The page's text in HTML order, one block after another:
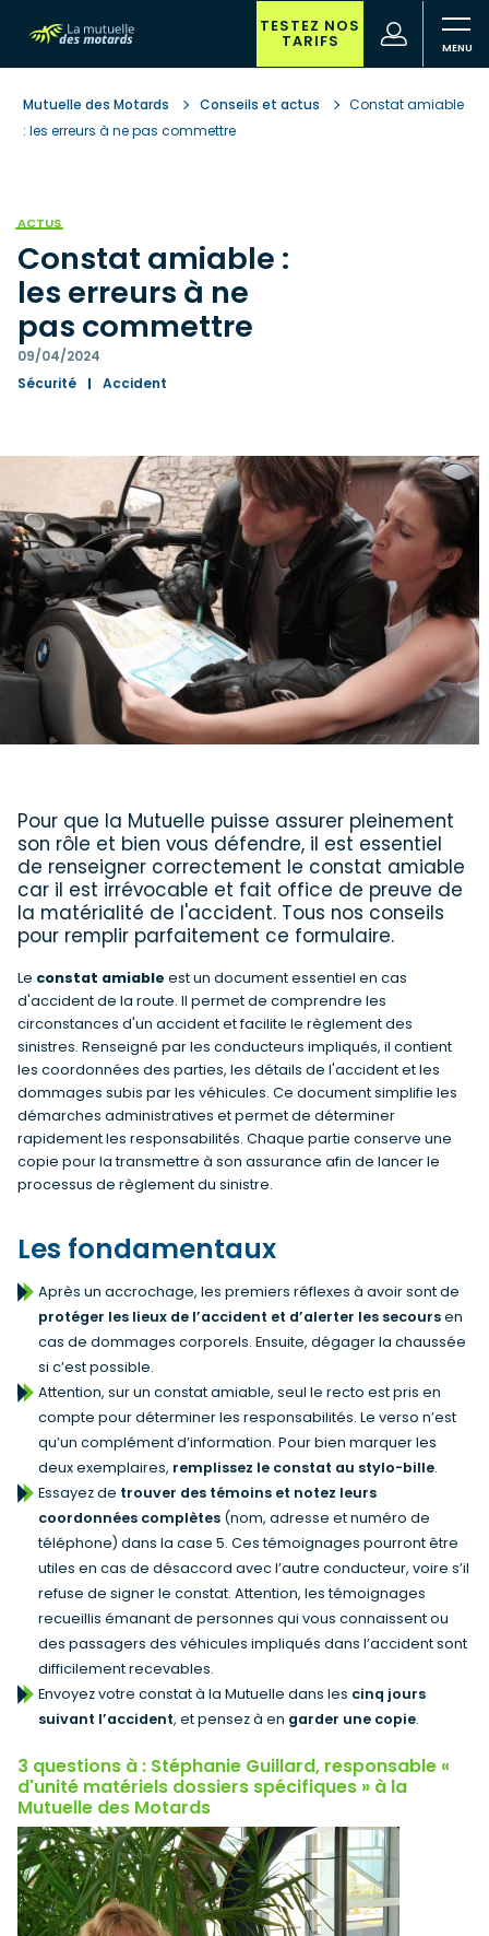
contenu
principal recherche
TESTEZ NOS
TARIFS
(nouvelle
fenêtre)
Mutuelle des Motards Conseils et actus
Constat amiable
: les erreurs à ne pas commettre
ACTUS
Constat amiable :
les erreurs à ne
pas commettre
09/04/2024
Sécurité
Accident
Pour que la Mutuelle puisse assurer pleinement
son rôle et bien vous défendre, il est essentiel
de renseigner correctement le constat amiable
car il est irrévocable et fait office de preuve de
la matérialité de l'accident. Tous nos conseils
pour remplir parfaitement ce formulaire.
Le constat amiable est un document essentiel en cas
d'accident de la route. Il permet de comprendre les
circonstances d'un accident et facilite le règlement des
sinistres. Renseigné par les conducteurs impliqués, il contient
les coordonnées des parties, les détails de l'accident et les
dommages subis par les véhicules. Ce document simplifie les
démarches administratives et permet de déterminer
rapidement les responsabilités. Chaque partie conserve une
copie pour la transmettre à son assurance afin de lancer le
processus de règlement du sinistre.
Les fondamentaux
Après un accrochage, les premiers réflexes à avoir sont de
protéger les lieux de l’accident et d’alerter les secoursen
cas de dommages corporels. Ensuite, dégager la chaussée
si c’est possible.
Attention, sur un constat amiable, seul le recto est pris en
compte pour déterminer les responsabilités. Le verso n’est
qu’un complément d’information. Pour bien marquer les
deux exemplaires, remplissez le constat au stylo-bille.
Essayez de trouver des témoins et notez leurs
coordonnées complètes (nom, adresse et numéro de
téléphone) dans la case 5. Ces témoignages pourront être
utiles en cas de désaccord avec l’autre conducteur, voire s’il
refuse de signer le constat. Attention, les témoignages
recueillis émanant de personnes qui vous connaissent ou
des passagers des véhicules impliqués dans l’accident sont
difficilement recevables.
Envoyez votre constat à la Mutuelle dans les cinq jours
suivant l’accident, et pensez à en garder une copie.
3 questions à : Stéphanie Guillard, responsable «
d'unité matériels dossiers spécifiques » à la
Mutuelle des Motards